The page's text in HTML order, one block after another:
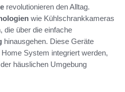
revolutionieren den Alltag.
wie Kühlschrankkameras
die über die einfache
hinausgehen. Diese Geräte
System integriert werden,
häuslichen Umgebung